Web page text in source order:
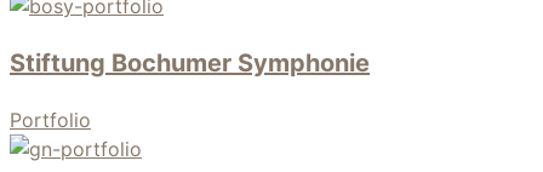
Stiftung Bochumer Symphonie
Portfolio